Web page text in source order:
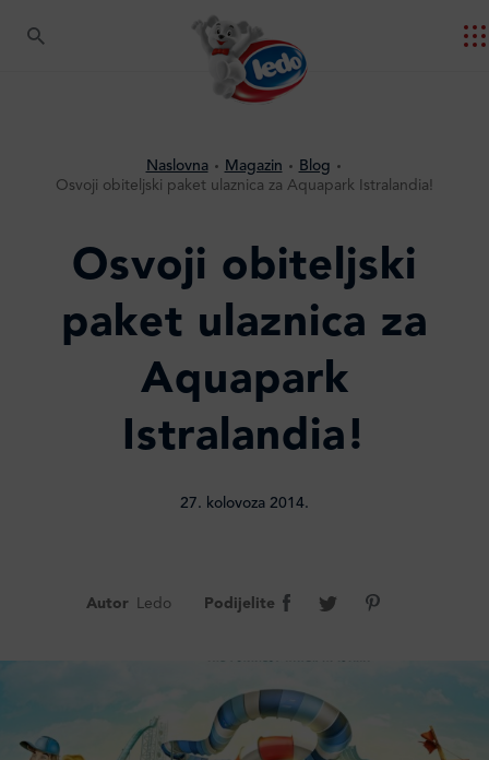
Naslovna Magazin
Blog
Osvoji obiteljski paket ulaznica za Aquapark Istralandia!
Osvoji obiteljski
paket ulaznica za
Aquapark
Istralandia!
27. kolovoza 2014.
Autor Ledo Podijelite